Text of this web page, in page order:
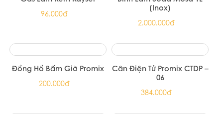
96.000đ
(Inox)
2.000.000đ
Đồng Hồ Bấm Giờ Promix
200.000đ
Cân Điện Tử Promix CTDP –
06
384.000đ